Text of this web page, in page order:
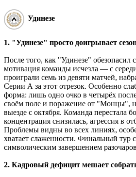
Удинезе
1. "Удинезе" просто доигрывает
После того, как "Удинезе" обезопасил
мотивация команды исчезла — с
проиграли семь из девяти матчей,
Серии А за этот отрезок. Особенно
форма: лишь одно очко в четырёх
своём поле и поражение от "Монцы",
выезде с октября. Команда перестала
концентрация снизилась, агрессия в
Проблемы видны во всех линиях,
хватает слаженности. Финальный тур
символическим завершением
2. Кадровый дефицит мешает